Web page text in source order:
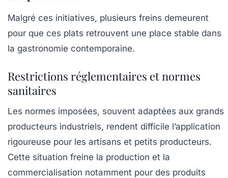
Malgré ces initiatives, plusieurs freins demeurent
pour que ces plats retrouvent une place stable dans
la gastronomie contemporaine.
Restrictions réglementaires et normes
sanitaires
Les normes imposées, souvent adaptées aux grands
producteurs industriels, rendent difficile l’application
rigoureuse pour les artisans et petits producteurs.
Cette situation freine la production et la
commercialisation notamment pour des produits